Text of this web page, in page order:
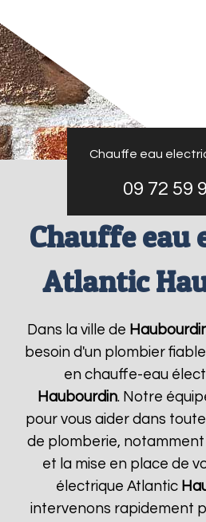
Chauffe eau
09 72 59
Chauffe eau
Atlantic
Dans la ville de
besoin d'un plombier
en chauffe-eau
Haubourdin. Notre
pour vous aider dans
de plomberie,
et la mise en place de
électrique Atlantic
intervenons rapidement